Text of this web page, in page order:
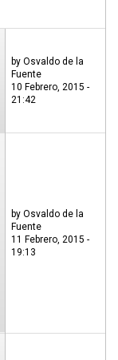
by Osvaldo de la
Fuente
10 Febrero, 2015 -
21:42
by Osvaldo de la
Fuente
11 Febrero, 2015 -
19:13